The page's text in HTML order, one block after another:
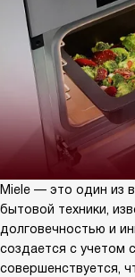
Miele — это один из
бытовой техники,
долговечностью и
создается с учетом
совершенствуется,